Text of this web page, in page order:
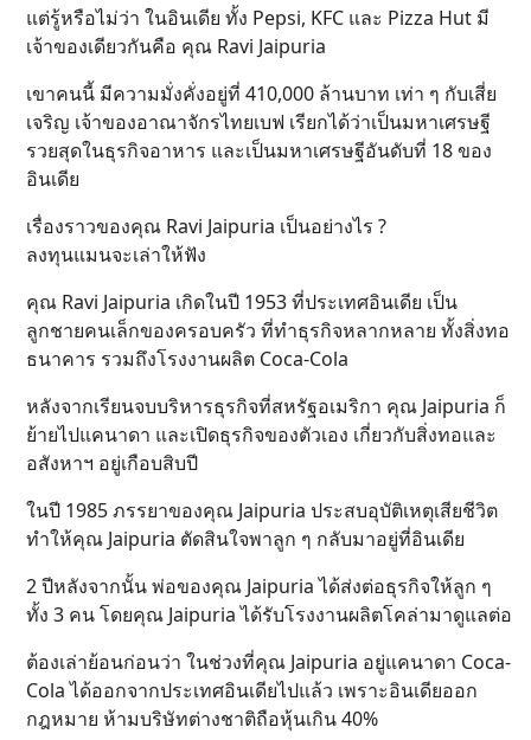
แต่รู้หรือไม่ว่า ในอินเดีย ทั้ง Pepsi, KFC และ Pizza Hut มี
เจ้าของเดียวกันคือ คุณ Ravi Jaipuria
เขาคนนี้ มีความมั่งคั่งอยู่ที่ 410,000 ล้านบาท เท่า ๆ กับเสี่ย
เจริญ เจ้าของอาณาจักรไทยเบฟ เรียกได้ว่าเป็นมหาเศรษฐี
รวยสุดในธุรกิจอาหาร และเป็นมหาเศรษฐีอันดับที่ 18 ของ
อินเดีย
เรื่องราวของคุณ Ravi Jaipuria เป็นอย่างไร ?
ลงทุนแมนจะเล่าให้ฟัง
คุณ Ravi Jaipuria เกิดในปี 1953 ที่ประเทศอินเดีย เป็น
ลูกชายคนเล็กของครอบครัว ที่ทำธุรกิจหลากหลาย ทั้งสิ่งทอ
ธนาคาร รวมถึงโรงงานผลิต Coca-Cola
หลังจากเรียนจบบริหารธุรกิจที่สหรัฐอเมริกา คุณ Jaipuria ก็
ย้ายไปแคนาดา และเปิดธุรกิจของตัวเอง เกี่ยวกับสิ่งทอและ
อสังหาฯ อยู่เกือบสิบปี
ในปี 1985 ภรรยาของคุณ Jaipuria ประสบอุบัติเหตุเสียชีวิต
ทำให้คุณ Jaipuria ตัดสินใจพาลูก ๆ กลับมาอยู่ที่อินเดีย
2 ปีหลังจากนั้น พ่อของคุณ Jaipuria ได้ส่งต่อธุรกิจให้ลูก ๆ
ทั้ง 3 คน โดยคุณ Jaipuria ได้รับโรงงานผลิตโคล่ามาดูแลต่อ
ต้องเล่าย้อนก่อนว่า ในช่วงที่คุณ Jaipuria อยู่แคนาดา Coca-
Cola ได้ออกจากประเทศอินเดียไปแล้ว เพราะอินเดียออก
กฎหมาย ห้ามบริษัทต่างชาติถือหุ้นเกิน 40%